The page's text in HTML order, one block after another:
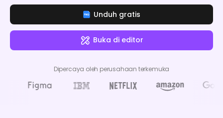
kue
plastik
ulang
tahun
bundar
perhiasan
bundar
Unduh gratis
Buka di editor
Dipercaya oleh perusahaan terkemuka